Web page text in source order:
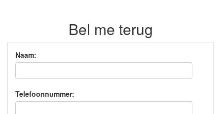
Bel me terug
Naam:
Telefoonnummer: